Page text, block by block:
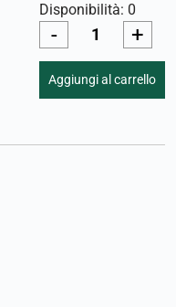
Disponibilità: 0
- +
Aggiungi al carrello